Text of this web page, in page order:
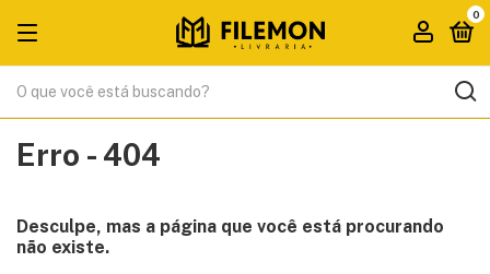
0
Erro - 404
Desculpe, mas a página que você está procurando
não existe.